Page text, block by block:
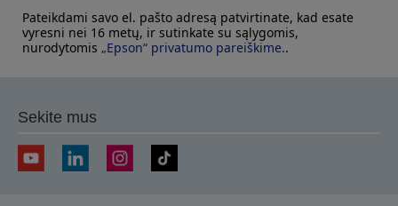
Pateikdami savo el. pašto adresą patvirtinate, kad esate
vyresni nei 16 metų, ir sutinkate su sąlygomis,
nurodytomis „Epson“ privatumo pareiškime..
Sekite mus